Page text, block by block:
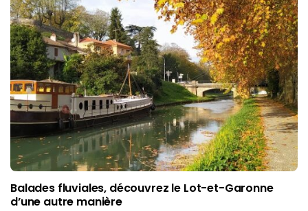
Balades fluviales, découvrez le Lot-et-Garonne
d’une autre manière